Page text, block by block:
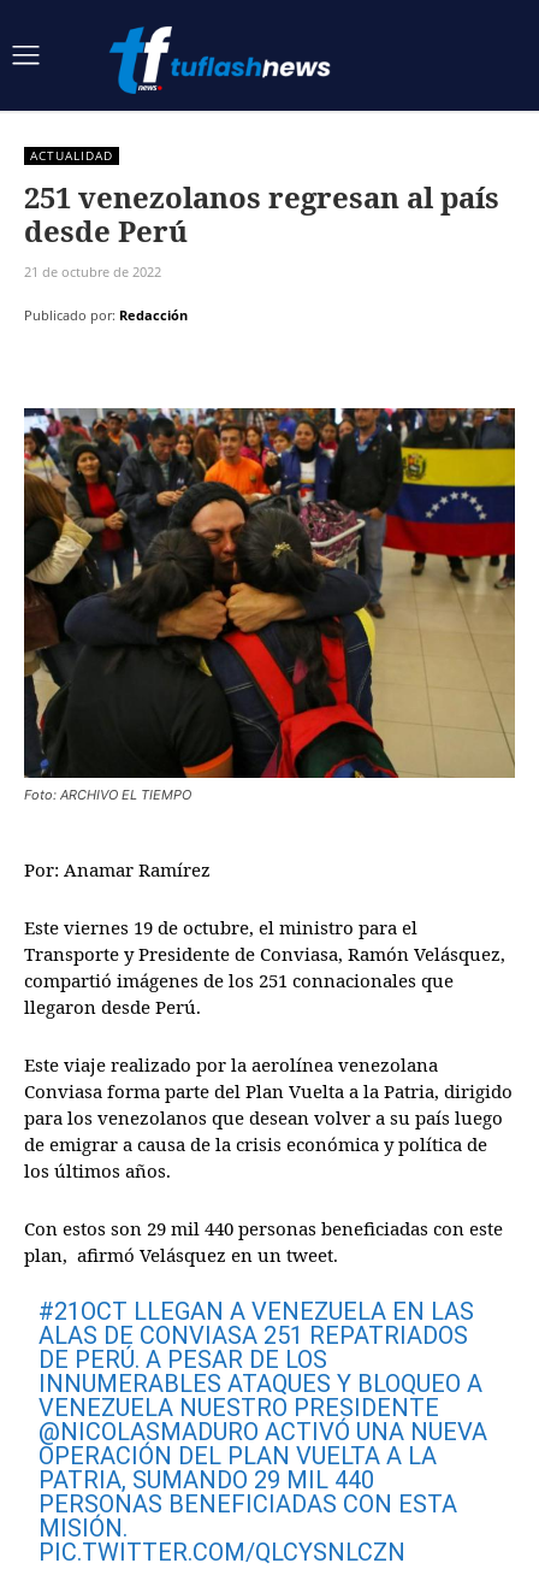
ACTUALIDAD
251 venezolanos regresan al país
desde Perú
21 de octubre de 2022
Publicado por: Redacción
Foto: ARCHIVO EL TIEMPO
Por: Anamar Ramírez
Este viernes 19 de octubre, el ministro para el
Transporte y Presidente de Conviasa, Ramón Velásquez,
compartió imágenes de los 251 connacionales que
llegaron desde Perú.
Este viaje realizado por la aerolínea venezolana
Conviasa forma parte del Plan Vuelta a la Patria, dirigido
para los venezolanos que desean volver a su país luego
de emigrar a causa de la crisis económica y política de
los últimos años.
Con estos son 29 mil 440 personas beneficiadas con este
plan, afirmó Velásquez en un tweet.
#21OCT LLEGAN A VENEZUELA EN LAS
ALAS DE CONVIASA 251 REPATRIADOS
DE PERÚ. A PESAR DE LOS
INNUMERABLES ATAQUES Y BLOQUEO A
VENEZUELA NUESTRO PRESIDENTE
@NICOLASMADURO ACTIVÓ UNA NUEVA
OPERACIÓN DEL PLAN VUELTA A LA
PATRIA, SUMANDO 29 MIL 440
PERSONAS BENEFICIADAS CON ESTA
MISIÓN.
PIC.TWITTER.COM/QLCYSNLCZN